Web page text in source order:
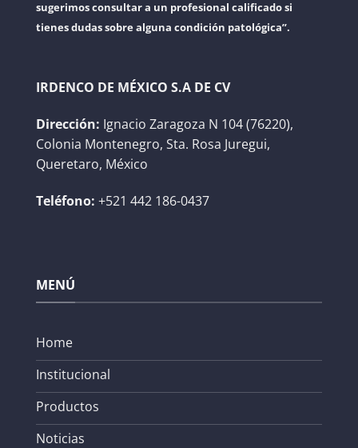
sugerimos consultar a un profesional calificado si
tienes dudas sobre alguna condición patológica”.
IRDENCO DE MÉXICO S.A DE CV
Dirección: Ignacio Zaragoza N 104 (76220),
Colonia Montenegro, Sta. Rosa Juregui,
Queretaro, México
Teléfono: +521 442 186-0437
MENÚ
Home
Institucional
Productos
Noticias